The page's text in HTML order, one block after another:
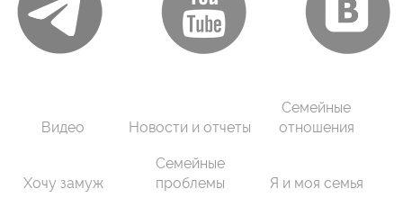
Видео Новости и отчеты
Семейные
отношения
Хочу замуж
Семейные
проблемы
Я и моя семья